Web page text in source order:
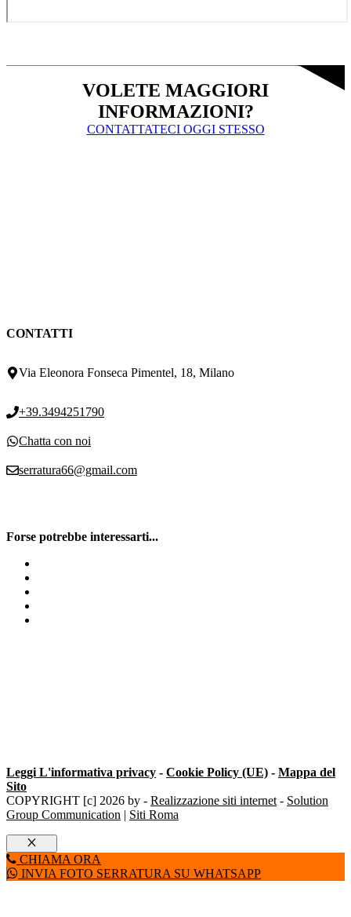
VOLETE MAGGIORI
INFORMAZIONI?
CONTATTATECI OGGI STESSO
CONTATTI
Via Eleonora Fonseca Pimentel, 18, Milano
+39.3494251790
Chatta con noi
serratura66@gmail.com
Forse potrebbe interessarti...
Leggi L'informativa privacy - Cookie Policy (UE) - Mappa del
Sito
COPYRIGHT [c] 2026 by - Realizzazione siti internet- Solution
Group Communication | Siti Roma
Chiudi
CHIAMA ORA
INVIA FOTO SERRATURA SU WHATSAPP